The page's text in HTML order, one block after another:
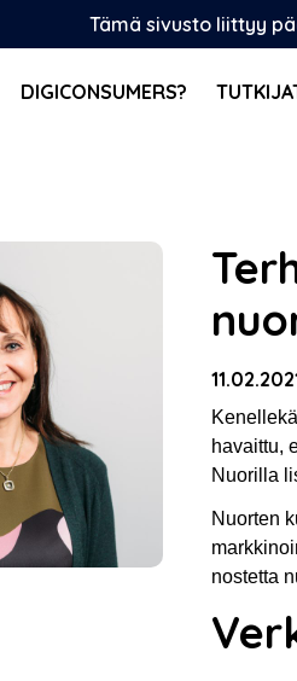
Tämä sivusto liittyy
DIGICONSUMERS?
havaittu,
Nuorilla
Nuorten
nostetta